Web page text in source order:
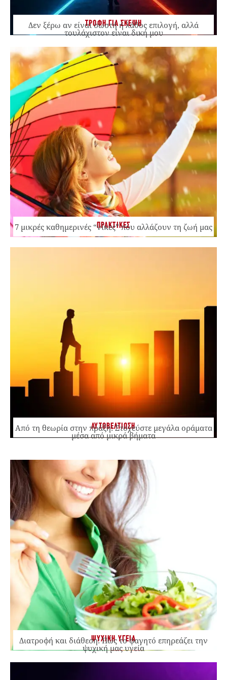
ΤΡΟΦΗ ΓΙΑ ΣΚΕΨΗ
Δεν ξέρω αν είναι σωστή ή λάθος επιλογή, αλλά
τουλάχιστον είναι δική μου
ΠΡΑΚΤΙΚΕΣ
7 μικρές καθημερινές “νίκες” που αλλάζουν τη ζωή μας
ΑΥΤΟΒΕΛΤΙΩΣΗ
Από τη θεωρία στην πράξη: Στοχεύστε μεγάλα οράματα
μέσα από μικρά βήματα
ΨΥΧΙΚΗ ΥΓΕΙΑ
Διατροφή και διάθεση: Πώς το φαγητό επηρεάζει την
ψυχική μας υγεία